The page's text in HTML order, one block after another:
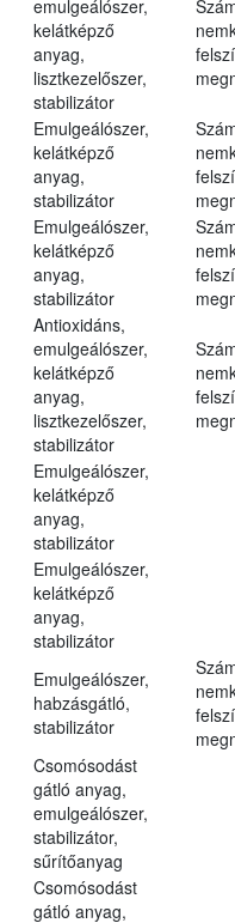
emulgeálószer,
kelátképző
anyag,
lisztkezelőszer,
stabilizátor
Emulgeálószer,
kelátképző
anyag,
stabilizátor
Emulgeálószer,
kelátképző
anyag,
stabilizátor
Antioxidáns,
emulgeálószer,
kelátképző
anyag,
lisztkezelőszer,
stabilizátor
Emulgeálószer,
kelátképző
anyag,
stabilizátor
Emulgeálószer,
kelátképző
anyag,
stabilizátor
Emulgeálószer,
habzásgátló,
stabilizátor
Csomósodást
gátló anyag,
emulgeálószer,
stabilizátor,
sűrítőanyag
Csomósodást
gátló anyag,